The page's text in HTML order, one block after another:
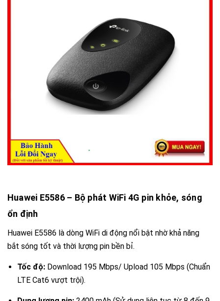
Huawei E5586 – Bộ phát WiFi 4G pin khỏe, sóng
ổn định
Huawei E5586 là dòng WiFi di động nổi bật nhờ khả năng
bắt sóng tốt và thời lượng pin bền bỉ.
Tốc độ: Download 195 Mbps/ Upload 105 Mbps (Chuẩn
LTE Cat6 vượt trội).